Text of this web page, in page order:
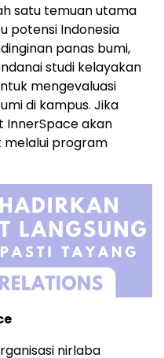
satu temuan utama
potensi Indonesia
panas bumi,
studi kelayakan
mengevaluasi
di kampus. Jika
InnerSpace akan
program
nirlaba